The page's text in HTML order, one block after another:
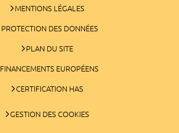
MENTIONS LÉGALES
PROTECTION DES DONNÉES
PLAN DU SITE
FINANCEMENTS EUROPÉENS
CERTIFICATION HAS
GESTION DES COOKIES